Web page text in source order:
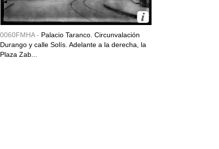
0060FMHA - Palacio Taranco. Circunvalación
Durango y calle Solís. Adelante a la derecha, la
Plaza Zab...